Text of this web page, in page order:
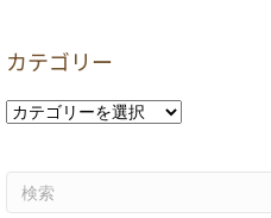
イ
カテゴリー
カ